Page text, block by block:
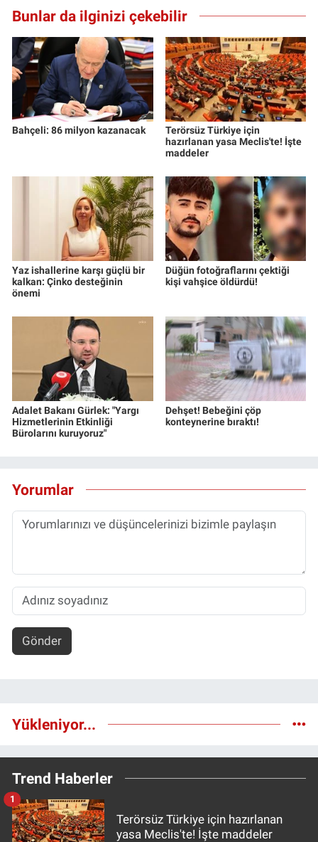
Bunlar da ilginizi çekebilir
Bahçeli: 86 milyon kazanacak
Terörsüz Türkiye için
hazırlanan yasa Meclis'te! İşte
maddeler
Yaz ishallerine karşı güçlü bir
kalkan: Çinko desteğinin
önemi
Düğün fotoğraflarını çektiği
kişi vahşice öldürdü!
Adalet Bakanı Gürlek: "Yargı
Hizmetlerinin Etkinliği
Bürolarını kuruyoruz"
Dehşet! Bebeğini çöp
konteynerine bıraktı!
Yorumlar
Gönder
Yükleniyor...
Trend Haberler
Terörsüz Türkiye için hazırlanan
yasa Meclis'te! İşte maddeler
1